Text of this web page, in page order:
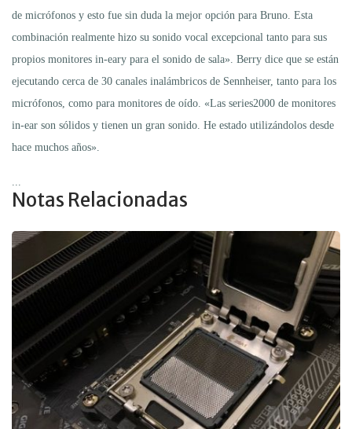
de micrófonos y esto fue sin duda la mejor opción para Bruno. Esta
combinación realmente hizo su sonido vocal excepcional tanto para sus
propios monitores in-eary para el sonido de sala». Berry dice que se están
ejecutando cerca de 30 canales inalámbricos de Sennheiser, tanto para los
micrófonos, como para monitores de oído. «Las series2000 de monitores
in-ear son sólidos y tienen un gran sonido. He estado utilizándolos desde
hace muchos años».
Notas Relacionadas